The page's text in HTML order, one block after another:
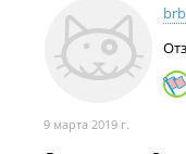
9 марта 2019 г.